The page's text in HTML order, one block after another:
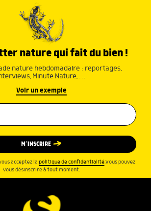
nature qui fait du bien !
nature hebdomadaire : reportages,
Minute Nature, …
Voir un exemple
M’INSCRIRE
acceptez la politique de confidentialité.Vous pouvez
vous désinscrire à tout moment.